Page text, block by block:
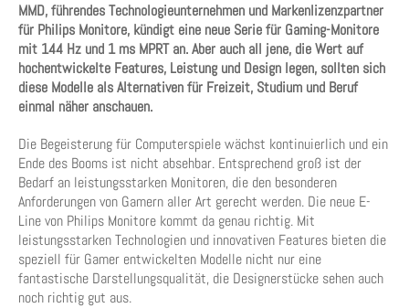
MMD, führendes Technologieunternehmen und Markenlizenzpartner
für Philips Monitore, kündigt eine neue Serie für Gaming-Monitore
mit 144 Hz und 1 ms MPRT an. Aber auch all jene, die Wert auf
hochentwickelte Features, Leistung und Design legen, sollten sich
diese Modelle als Alternativen für Freizeit, Studium und Beruf
einmal näher anschauen.
Die Begeisterung für Computerspiele wächst kontinuierlich und ein
Ende des Booms ist nicht absehbar. Entsprechend groß ist der
Bedarf an leistungsstarken Monitoren, die den besonderen
Anforderungen von Gamern aller Art gerecht werden. Die neue E-
Line von Philips Monitore kommt da genau richtig. Mit
leistungsstarken Technologien und innovativen Features bieten die
speziell für Gamer entwickelten Modelle nicht nur eine
fantastische Darstellungsqualität, die Designerstücke sehen auch
noch richtig gut aus.